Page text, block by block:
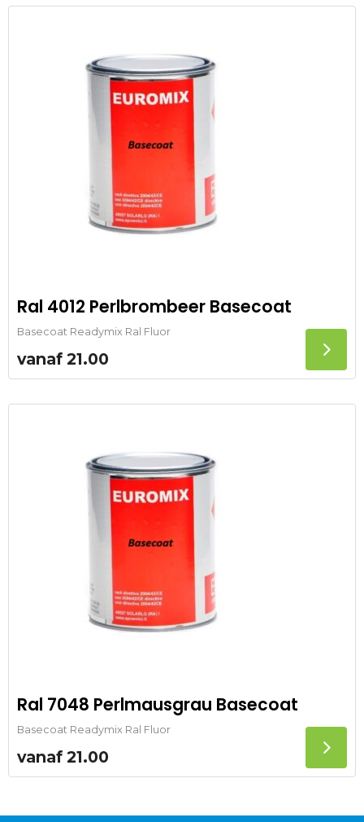
Ral 4012 Perlbrombeer Basecoat
Basecoat Readymix Ral Fluor
vanaf 21.00
Ral 7048 Perlmausgrau Basecoat
Basecoat Readymix Ral Fluor
vanaf 21.00